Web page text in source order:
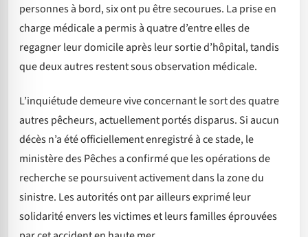
personnes à bord, six ont pu être secourues. La prise en
charge médicale a permis à quatre d’entre elles de
regagner leur domicile après leur sortie d’hôpital, tandis
que deux autres restent sous observation médicale.
L’inquiétude demeure vive concernant le sort des quatre
autres pêcheurs, actuellement portés disparus. Si aucun
décès n’a été officiellement enregistré à ce stade, le
ministère des Pêches a confirmé que les opérations de
recherche se poursuivent activement dans la zone du
sinistre. Les autorités ont par ailleurs exprimé leur
solidarité envers les victimes et leurs familles éprouvées